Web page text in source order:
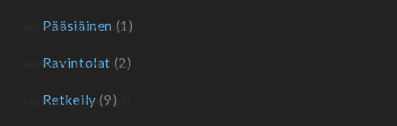
Pääsiäinen (1)
Ravintolat (2)
Retkeily (9)